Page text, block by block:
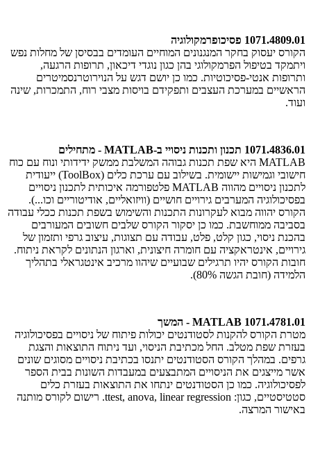
1071.4809.01 פסיכופרמקולוגיה
הקורס יעסוק בחקר המנגנונים המוחיים העומדים בבסיסן של מחלות נפש
ויתמקד בטיפול הפרמקולוגי בהן כגון נוגדי דיכאון, תרופות הרגעה,
ותרופות אנטי-פסיכוטיות. כמו כן יושם דגש על הנוירוטרנסמיטרים
הראשיים במערכת העצבים ותפקידם בויסות מצבי רוח, התמכרות, שינה
ועוד.
1071.4836.01 תכנון ותכנות ניסויי ב-MATLAB - מתחילים
MATLAB היא שפת תכנות גבוהה המשלבת ממשק ידידותי ונוח עם כוח
חישובי וגמישות יישומית. בשילוב עם ערכת כלים (ToolBox) ייעודית
לתכנון ניסויים מהווה MATLAB פלטפורמה איכותית לתכנון ניסויים
בפסיכולוגיה המערבים גירויים חושיים (וויזואליים, אודיטוריים וכו...).
הקורס יהווה מבוא לעקרונות התכנות והשימוש בשפת תכנות ככלי עבודה
בסביבה ממוחשבת. כמו כן יסקור הקורס שלבים חשובים המעורבים
בהכנת ניסוי, כגון קלט, פלט, עבודה עם תצוגות, עיצוב גרפי ותזמון של
גירויים, אינטראקציה עם חומרה חיצונית, וארגון הנתונים לקראת ניתוח.
חובות הקורס יהיו תרגילים שבועיים שיהוו מרכיב אינטגראלי בתהליך
הלמידה (חובת הגשה 80%).
1071.4781.01 MATLAB - המשך
מטרת הקורס להקנות לסטודנטים יכולות פיתוח של ניסויים בפסיכולוגיה
בעזרת שפת מטלב. החל מכתיבת הניסוי, ועד ניתוח התוצאות והצגת
גרפים. במהלך הקורס הסטודנטים יתנסו בכתיבת ניסויים מסוגים שונים
אשר מייצגים את הניסויים המתבצעים במעבדות השונות בבית הספר
לפסיכולוגיה. כמו כן הסטודנטים ינתחו את התוצאות בעזרת כלים
סטטיסטיים, כגון: ttest, anova, linear regression. רישום לקורס מותנה
באישור המרצה.